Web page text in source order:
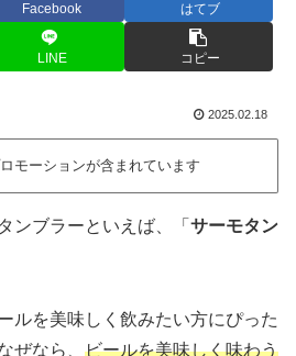
Facebook はてブ
LINE コピー
2025.02.18
モーションが含まれています
ンブラーといえば、「 サーモタン
ルを美味しく飲みたい方にぴった
ぜなら、 ビールを美味しく味わう